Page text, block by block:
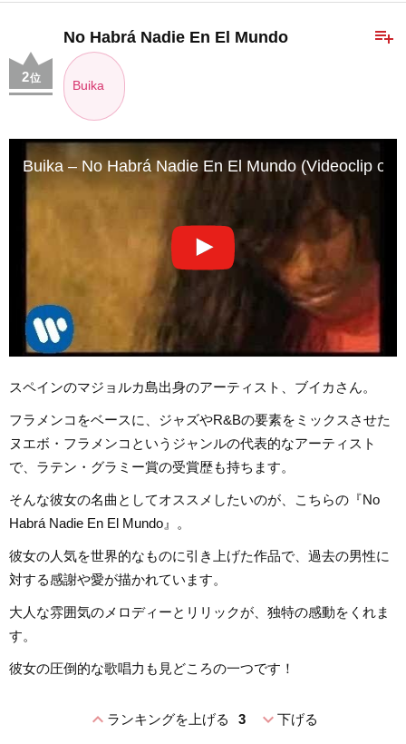
playlist_add
No Habrá Nadie En El Mundo
Buika
2位
Buika – No Habrá Nadie En El Mundo (Videoclip
スペインのマジョルカ島出身のアーティスト、ブイカさん。
フラメンコをベースに、ジャズやR&Bの要素をミックスさせた
ヌエボ・フラメンコというジャンルの代表的なアーティスト
で、ラテン・グラミー賞の受賞歴も持ちます。
そんな彼女の名曲としてオススメしたいのが、こちらの『No
Habrá Nadie En El Mundo』。
彼女の人気を世界的なものに引き上げた作品で、過去の男性に
対する感謝や愛が描かれています。
大人な雰囲気のメロディーとリリックが、独特の感動をくれま
す。
彼女の圧倒的な歌唱力も見どころの一つです！
expand_lessランキングを上げる 3 expand_more下げる